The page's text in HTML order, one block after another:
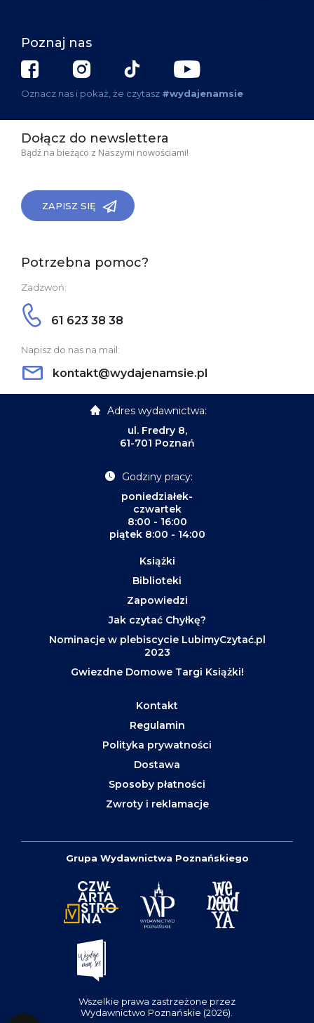
Poznaj nas
Oznacz nas i pokaż, że czytasz #wydajenamsie
Dołącz do newslettera
Bądź na bieżąco z Naszymi nowościami!
ZAPISZ SIĘ
Potrzebna pomoc?
Zadzwoń:
61 623 38 38
Napisz do nas na mail:
kontakt@wydajenamsie.pl
Adres wydawnictwa:
ul. Fredry 8,
61-701 Poznań
Godziny pracy:
poniedziałek-
czwartek
8:00 - 16:00
piątek 8:00 - 14:00
Książki
Biblioteki
Zapowiedzi
Jak czytać Chyłkę?
Nominacje w plebiscycie LubimyCzytać.pl
2023
Gwiezdne Domowe Targi Książki!
Kontakt
Regulamin
Polityka prywatności
Dostawa
Sposoby płatności
Zwroty i reklamacje
Grupa Wydawnictwa Poznańskiego
Wszelkie prawa zastrzeżone przez
Wydawnictwo Poznańskie (2026).